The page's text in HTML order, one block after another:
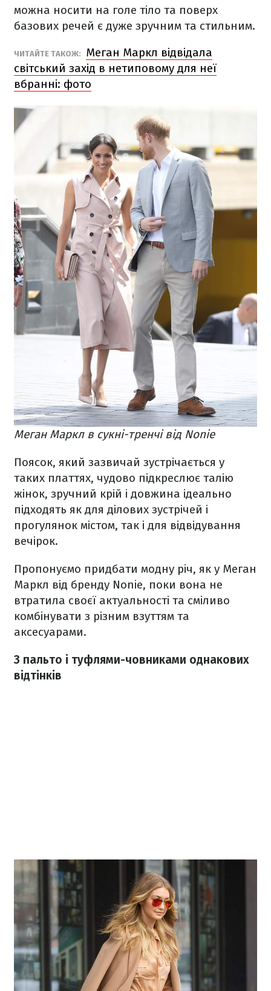
можна носити на голе тіло та поверх
базових речей є дуже зручним та стильним.
ЧИТАЙТЕ ТАКОЖ:
Меган Маркл відвідала
світський захід в нетиповому для неї
вбранні: фото
Меган Маркл в сукні-тренчі від Nonie
Поясок, який зазвичай зустрічається у
таких платтях, чудово підкреслює талію
жінок, зручний крій і довжина ідеально
підходять як для ділових зустрічей і
прогулянок містом, так і для відвідування
вечірок.
Пропонуємо придбати модну річ, як у Меган
Маркл від бренду Nonie, поки вона не
втратила своєї актуальності та сміливо
комбінувати з різним взуттям та
аксесуарами.
З пальто і туфлями-човниками однакових
відтінків